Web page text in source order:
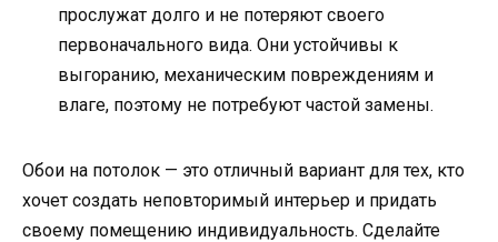
прослужат долго и не потеряют своего
первоначального вида. Они устойчивы к
выгоранию, механическим повреждениям и
влаге, поэтому не потребуют частой замены.
Обои на потолок — это отличный вариант для тех, кто
хочет создать неповторимый интерьер и придать
своему помещению индивидуальность. Сделайте